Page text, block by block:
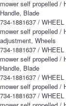
mower self propelled /
Handle, Blade
734-1881637 /
mower self propelled /
adjustment, Wheels
734-1881637 /
mower self propelled /
Handle, Blade
734-1881637 /
mower self propelled /
734-1881637 /